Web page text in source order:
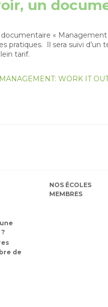
un
«
pratiques. Il sera suivi
tarif.
MANAGEMENT: WORK IT
de
NOS ÉCOLES
MEMBRES